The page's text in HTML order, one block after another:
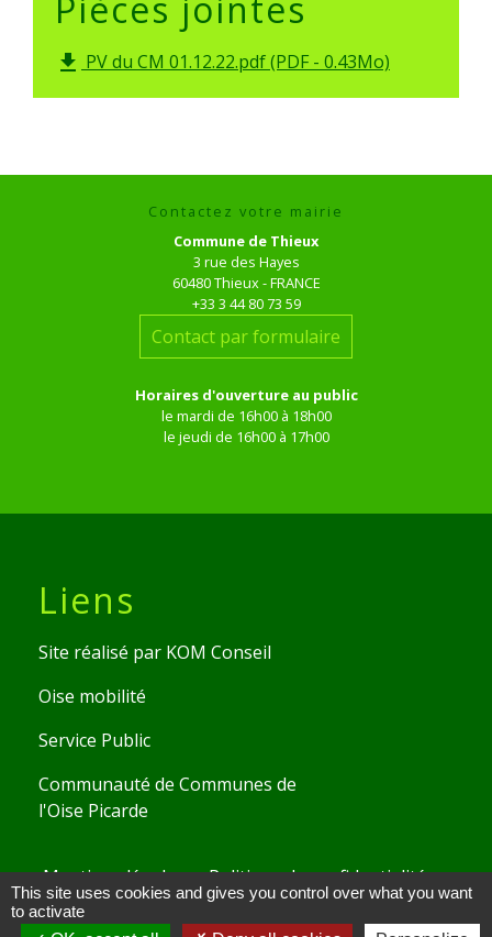
file_download PV du CM 01.12.22.pdf (PDF - 0.43Mo)
Contactez votre mairie
Commune de Thieux
3 rue des Hayes
60480 Thieux - FRANCE
+33 3 44 80 73 59
Contact par formulaire
Horaires d'ouverture au public
le mardi de 16h00 à 18h00
le jeudi de 16h00 à 17h00
Liens
Site réalisé par KOM Conseil
Oise mobilité
Service Public
Communauté de Communes de
l'Oise Picarde
Mentions légales - Politique de confidentialité -
Accessibilité - Plan du site - Gestion des cookies
This site uses cookies and gives you control over what you want
to activate